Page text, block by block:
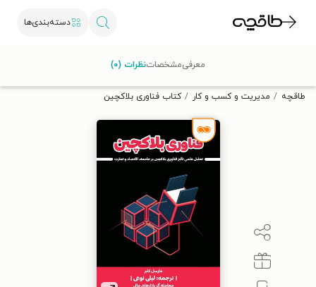
دسته‌بندی‌ها
تخفیف از طاقچه دریافت کن.
طاقچه مدیریت و کسب و کار کتاب فناوری بلاکچین
معرفیمشخصاتنظرات (۰)